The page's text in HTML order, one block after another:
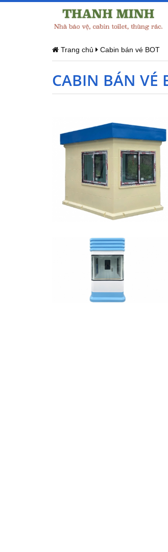
Trang chủ Cabin bán vé BOT
CABIN BÁN VÉ